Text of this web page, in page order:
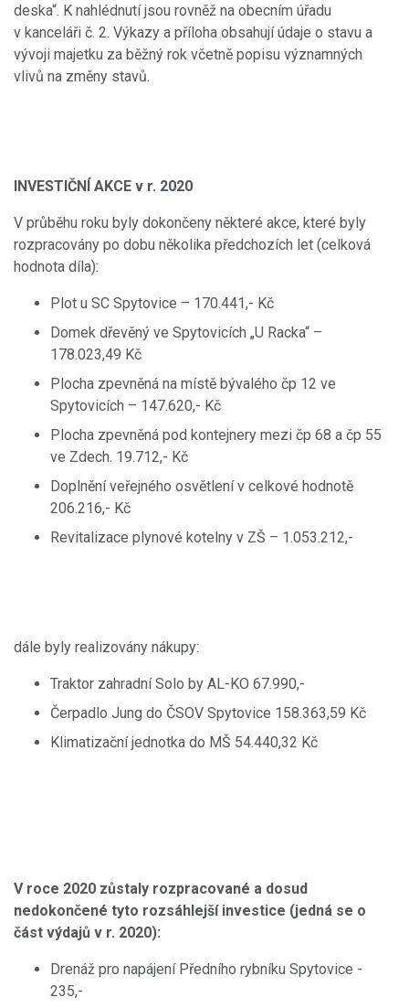
deska“. K nahlédnutí jsou rovněž na obecním úřadu
v kanceláři č. 2. Výkazy a příloha obsahují údaje o stavu a
vývoji majetku za běžný rok včetně popisu významných
vlivů na změny stavů.
INVESTIČNÍ AKCE v r. 2020
V průběhu roku byly dokončeny některé akce, které byly
rozpracovány po dobu několika předchozích let (celková
hodnota díla):
Plot u SC Spytovice – 170.441,- Kč
Domek dřevěný ve Spytovicích „U Racka“ –
178.023,49 Kč
Plocha zpevněná na místě bývalého čp 12 ve
Spytovicích – 147.620,- Kč
Plocha zpevněná pod kontejnery mezi čp 68 a čp 55
ve Zdech. 19.712,- Kč
Doplnění veřejného osvětlení v celkové hodnotě
206.216,- Kč
Revitalizace plynové kotelny v ZŠ – 1.053.212,-
dále byly realizovány nákupy:
Traktor zahradní Solo by AL-KO 67.990,-
Čerpadlo Jung do ČSOV Spytovice 158.363,59 Kč
Klimatizační jednotka do MŠ 54.440,32 Kč
V roce 2020 zůstaly rozpracované a dosud
nedokončené tyto rozsáhlejší investice (jedná se o
část výdajů v r. 2020):
Drenáž pro napájení Předního rybníku Spytovice -
235,-